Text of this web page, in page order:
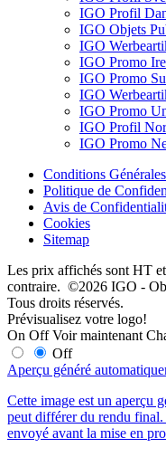
IGO Profil
IGO Objets
IGO
IGO Promo
IGO Promo
IGO
IGO Promo
IGO Profil
IGO Promo
Conditions Générales
Politique de
Avis de
Cookies
Sitemap
Les prix affichés sont HT
contraire. ©2026 IGO -
Tous droits réservés.
Prévisualisez votre logo!
On Off Voir maintenant
Off
Aperçu généré
Cette image est un aperçu
peut différer du rendu
envoyé avant la mise en